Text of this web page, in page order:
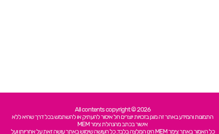
All contents copyright © 2026
התמונות והמידע באתר זה מוגן בזכויות יוצרים חל איסור להעתיק או להשתמש בכל דרך שהיא ללא
אישור בכתב מהנהלת צימר MEM
כל האמור באתר צימר MEM הינו המלצה בלבד. כל העושה שימוש באתר עושה זאת על אחריותו ועל